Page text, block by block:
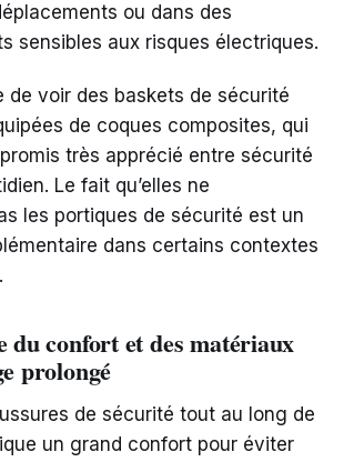
ou dans des
sensibles aux risques électriques.
de voir des baskets de sécurité
de coques composites, qui
très apprécié entre sécurité
Le fait qu’elles ne
les portiques de sécurité est un
dans certains contextes
du confort et des matériaux
prolongé
de sécurité tout au long de
un grand confort pour éviter